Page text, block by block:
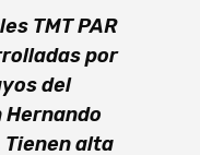
TMT PAR
por
del
Tienen alta